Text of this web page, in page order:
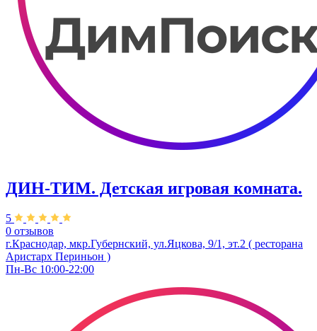
ДИН-ТИМ. Детская игровая комната.
5
0 отзывов
г.Краснодар, мкр.Губернский, ул.Яцкова, 9/1, эт.2 ( ресторана
Аристарх Периньон )
Пн-Вс 10:00-22:00